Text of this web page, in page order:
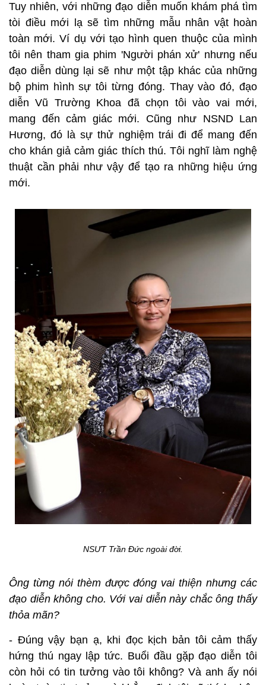
Tuy nhiên, với những đạo diễn muốn khám phá tìm
tòi điều mới lạ sẽ tìm những mẫu nhân vật hoàn
toàn mới. Ví dụ với tạo hình quen thuộc của mình
tôi nên tham gia phim 'Người phán xử' nhưng nếu
đạo diễn dùng lại sẽ như một tập khác của những
bộ phim hình sự tôi từng đóng. Thay vào đó, đạo
diễn Vũ Trường Khoa đã chọn tôi vào vai mới,
mang đến cảm giác mới. Cũng như NSND Lan
Hương, đó là sự thử nghiệm trái đi để mang đến
cho khán giả cảm giác thích thú. Tôi nghĩ làm nghệ
thuật cần phải như vậy để tạo ra những hiệu ứng
mới.
NSƯT Trần Đức ngoài đời.
Ông từng nói thèm được đóng vai thiện nhưng các
đạo diễn không cho. Với vai diễn này chắc ông thấy
thỏa mãn?
- Đúng vậy bạn ạ, khi đọc kịch bản tôi cảm thấy
hứng thú ngay lập tức. Buổi đầu gặp đạo diễn tôi
còn hỏi có tin tưởng vào tôi không? Và anh ấy nói